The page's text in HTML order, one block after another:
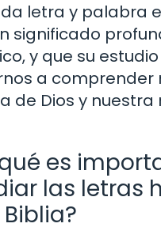
letra y palabra
significado
y que su
a comprender
de Dios y nuestra
es
las letras